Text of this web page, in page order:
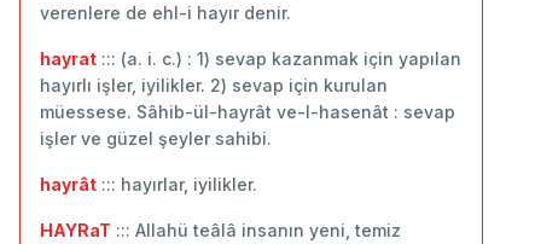
verenlere de ehl-i hayır denir.
hayrat ::: (a. i. c.) : 1) sevap kazanmak için yapılan
hayırlı işler, iyilikler. 2) sevap için kurulan
müessese. Sâhib-ül-hayrât ve-l-hasenât : sevap
işler ve güzel şeyler sahibi.
hayrât ::: hayırlar, iyilikler.
HAYRaT ::: Allahü teâlâ insanın yeni, temiz